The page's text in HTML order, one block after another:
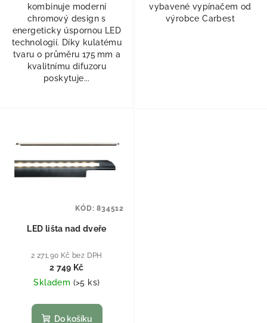
kombinuje moderní
chromový design s
energeticky úspornou LED
technologií. Díky kulatému
tvaru o průměru 175 mm a
kvalitnímu difuzoru
poskytuje...
vybavené vypínačem od
výrobce Carbest
LED lišta nad dveře
2 271,90 Kč bez DPH
2 749 Kč
Skladem (>5 ks)
Do košíku
KÓD:834512